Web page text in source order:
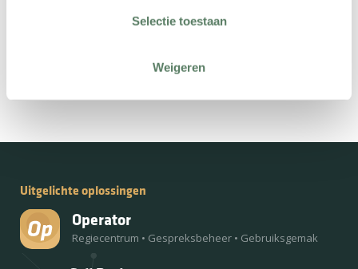
Selectie toestaan
Weigeren
Uitgelichte oplossingen
Operator
Regiecentrum • Gespreksbeheer • Gebruiksgemak